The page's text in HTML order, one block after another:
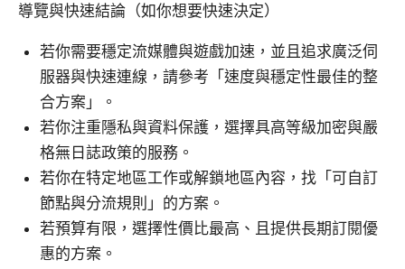
導覽與快速結論（如你想要快速決定）
若你需要穩定流媒體與遊戲加速，並且追求廣泛伺
服器與快速連線，請參考「速度與穩定性最佳的整
合方案」。
若你注重隱私與資料保護，選擇具高等級加密與嚴
格無日誌政策的服務。
若你在特定地區工作或解鎖地區內容，找「可自訂
節點與分流規則」的方案。
若預算有限，選擇性價比最高、且提供長期訂閱優
惠的方案。